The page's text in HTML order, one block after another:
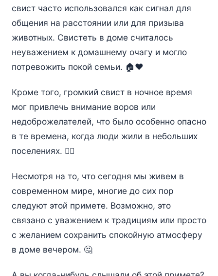
свист часто использовался как сигнал для
общения на расстоянии или для призыва
животных. Свистеть в доме считалось
неуважением к домашнему очагу и могло
потревожить покой семьи. 🏠❤️
Кроме того, громкий свист в ночное время
мог привлечь внимание воров или
недоброжелателей, что было особенно опасно
в те времена, когда люди жили в небольших
поселениях. 🦹‍♂️
Несмотря на то, что сегодня мы живем в
современном мире, многие до сих пор
следуют этой примете. Возможно, это
связано с уважением к традициям или просто
с желанием сохранить спокойную атмосферу
в доме вечером. 🤔